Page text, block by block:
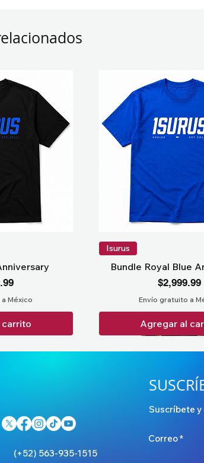
México
Isurus
Bundle Royal Blue
Precio
$2,999.99
Envío gratuito a
Agregar al
(+52) 563-935-1515
Suscríbete
Correo